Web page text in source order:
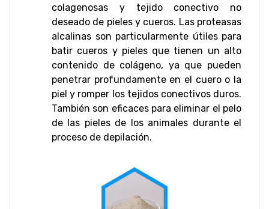
colagenosas y tejido conectivo no
deseado de pieles y cueros. Las proteasas
alcalinas son particularmente útiles para
batir cueros y pieles que tienen un alto
contenido de colágeno, ya que pueden
penetrar profundamente en el cuero o la
piel y romper los tejidos conectivos duros.
También son eficaces para eliminar el pelo
de las pieles de los animales durante el
proceso de depilación.